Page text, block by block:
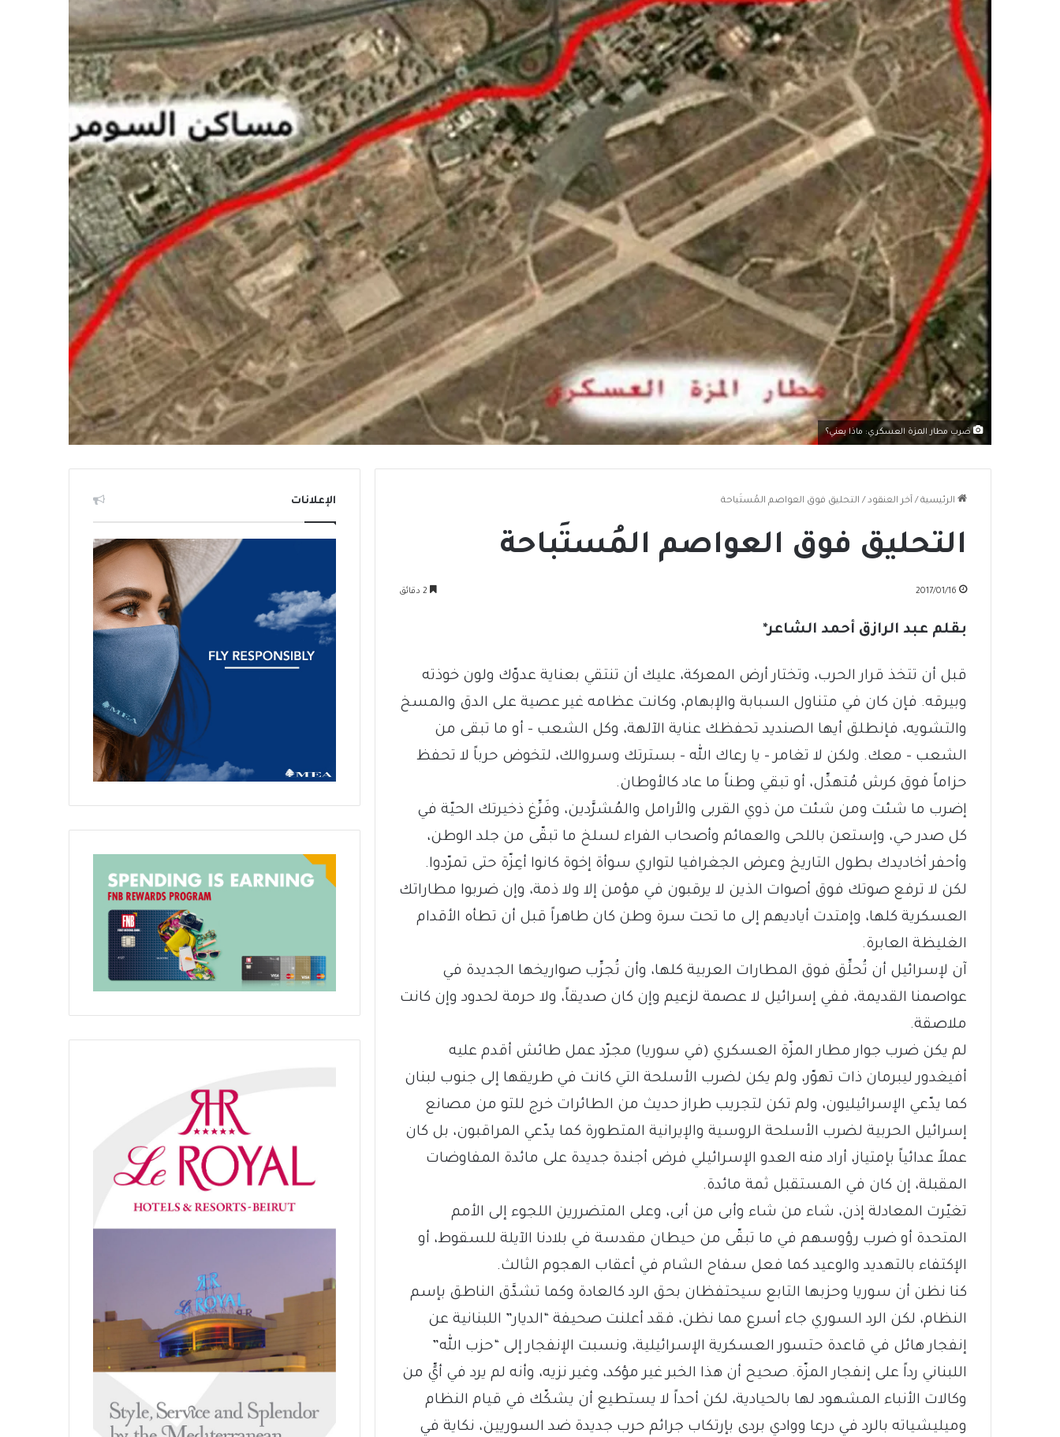
ضرب مطار المزة العسكري: ماذا يعني؟
الرئيسية / آخر العنقود / التحليق فوق العواصم المُستَباحة
التحليق فوق العواصم المُستَباحة
2017/01/16
بقلم عبد الرازق أحمد الشاعر*
قبل أن تتخذ قرار الحرب، وتختار أرض المعركة، عليك أن تنتقي بعناية عدوّك ولون خوذته
وبيرقه. فإن كان في متناول السبابة والإبهام، وكانت عظامه غير عصية على الدق والمسخ
والتشويه، فإنطلق أيها الصنديد تحفظك عناية الآلهة، وكل الشعب – أو ما تبقى من
الشعب – معك. ولكن لا تغامر – يا رعاك الله – بسترتك وسروالك، لتخوض حرباً لا تحفظ
حزاماً فوق كرش مُتهدِّل، أو تبقي وطناً ما عاد كالأوطان.
إضرب ما شئت ومن شئت من ذوي القربى والأرامل والمُشرَّدين، وفَرِّغ ذخيرتك الحيّة في
كل صدر حي، وإستعن باللحى والعمائم وأصحاب الفراء لسلخ ما تبقّى من جلد الوطن،
وأحفر أخاديدك بطول التاريخ وعرض الجغرافيا لتواري سوأة إخوة كانوا أعِزّة حتى تمرّدوا.
لكن لا ترفع صوتك فوق أصوات الذين لا يرقبون في مؤمن إلا ولا ذمة، وإن ضربوا مطاراتك
العسكرية كلها، وإمتدت أياديهم إلى ما تحت سرة وطن كان طاهراً قبل أن تطأه الأقدام
الغليظة العابرة.
آن لإسرائيل أن تُحلِّق فوق المطارات العربية كلها، وأن تُجرِّب صواريخها الجديدة في
عواصمنا القديمة، ففي إسرائيل لا عصمة لزعيم وإن كان صديقاً، ولا حرمة لحدود وإن كانت
ملاصقة.
لم يكن ضرب جوار مطار المزّة العسكري (في سوريا) مجرّد عمل طائش أقدم عليه
أفيغدور ليبرمان ذات تهوّر، ولم يكن لضرب الأسلحة التي كانت في طريقها إلى جنوب لبنان
كما يدّعي الإسرائيليون، ولم تكن لتجريب طراز حديث من الطائرات خرج للتو من مصانع
إسرائيل الحربية لضرب الأسلحة الروسية والإيرانية المتطورة كما يدّعي المراقبون، بل كان
عملاً عدائياً بإمتياز، أراد منه العدو الإسرائيلي فرض أجندة جديدة على مائدة المفاوضات
المقبلة، إن كان في المستقبل ثمة مائدة.
تغيّرت المعادلة إذن، شاء من شاء وأبى من أبى، وعلى المتضررين اللجوء إلى الأمم
المتحدة أو ضرب رؤوسهم في ما تبقّى من حيطان مقدسة في بلادنا الآيلة للسقوط، أو
الإكتفاء بالتهديد والوعيد كما فعل سفاح الشام في أعقاب الهجوم الثالث.
كنا نظن أن سوريا وحزبها التابع سيحتفظان بحق الرد كالعادة وكما تشدَّق الناطق بإسم
النظام، لكن الرد السوري جاء أسرع مما نظن، فقد أعلنت صحيفة “الديار” اللبنانية عن
إنفجار هائل في قاعدة حتسور العسكرية الإسرائيلية، ونسبت الإنفجار إلى “حزب الله”
اللبناني رداً على إنفجار المزّة. صحيح أن هذا الخبر غير مؤكد، وغير نزيه، وأنه لم يرد في أيٍّ من
وكالات الأنباء المشهود لها بالحيادية، لكن أحداً لا يستطيع أن يشكّك في قيام النظام
وميليشياته بالرد في درعا ووادي بردى بإرتكاب جرائم حرب جديدة ضد السوريين، نكاية في
الإعلانات